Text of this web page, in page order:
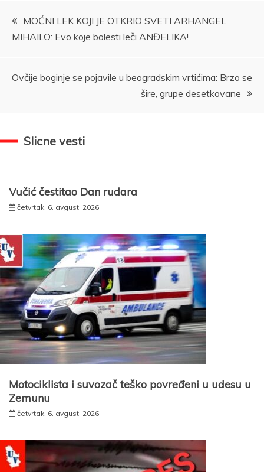
Kretanje
MOĆNI LEK KOJI JE OTKRIO SVETI ARHANGEL
MIHAILO: Evo koje bolesti leči ANĐELIKA!
Ovčije boginje se pojavile u beogradskim vrtićima: Brzo se
šire, grupe desetkovane
Slicne vesti
Vučić čestitao Dan rudara
četvrtak, 6. avgust, 2026
Motociklista i suvozač teško povređeni u udesu u
Zemunu
četvrtak, 6. avgust, 2026